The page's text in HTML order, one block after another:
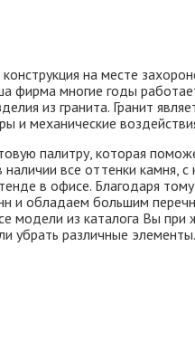
на месте
фирма многие годы
из гранита. Гранит
и механические
палитру, которая
все оттенки камня,
в офисе. Благодаря
и обладаем большим
модели из каталога Вы при
убрать различные элементы.